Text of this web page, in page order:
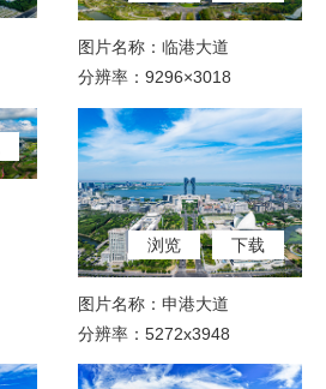
图片名称：临港大道
分辨率：9296×3018
浏览 下载
图片名称：申港大道
分辨率：5272x3948